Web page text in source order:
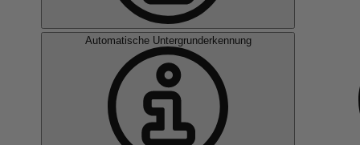
Automatische Untergrunderkennung